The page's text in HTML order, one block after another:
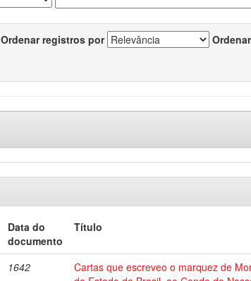
Ordenar registros por Ordenar
Data do
documento
Título
1642
Cartas que escreveo o marquez de